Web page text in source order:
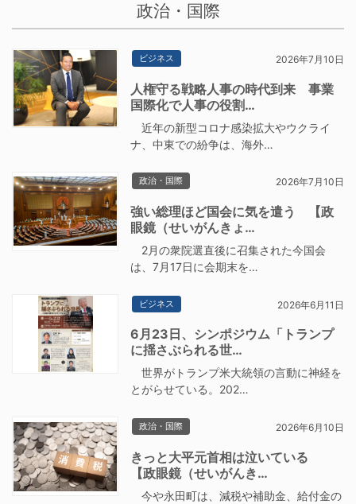
政治・国際
ビジネス 2026年7月10日
人権守る戦略人事の時代到来 事業
国際化で人事の役割…
近年の新型コロナ感染拡大やウクライ
ナ、中東での紛争は、海外…
政治・国際 2026年7月10日
強い総理ほど国会に気を遣う 【政
眼鏡（せいがんきょ…
2月の衆院選直後に召集された今国会
は、7月17日に会期末を…
ビジネス 2026年6月11日
6月23日、シンポジウム「トランプ
に揺さぶられる世…
世界がトランプ米大統領の言動に神経を
とがらせている。202…
政治・国際 2026年6月10日
きっと大平元首相は泣いている
【政眼鏡（せいがんき…
今や永田町は、減税や補助金、給付金の